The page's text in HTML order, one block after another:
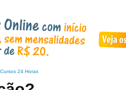
Cursos 24 Horas